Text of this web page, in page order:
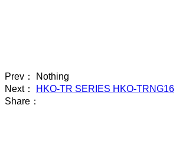
Prev： Nothing
Next：
HKO-TR SERIES HKO-TRNG16
Share：